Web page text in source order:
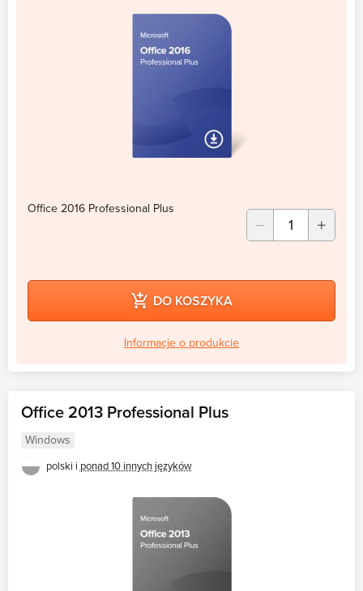
Office 2016 Professional Plus
DO KOSZYKA
Informacje o produkcie
Office 2013 Professional Plus
Windows
polski i ponad 10 innych języków